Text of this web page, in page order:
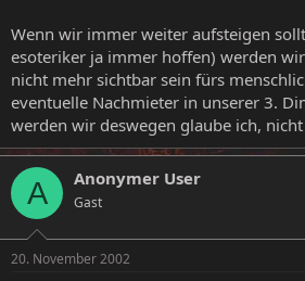
Wenn wir immer weiter aufsteigen
esoteriker ja immer hoffen) werden
nicht mehr sichtbar sein fürs
eventuelle Nachmieter in unserer 3.
werden wir deswegen glaube ich, nicht
A Anonymer User
Gast
20. November 2002